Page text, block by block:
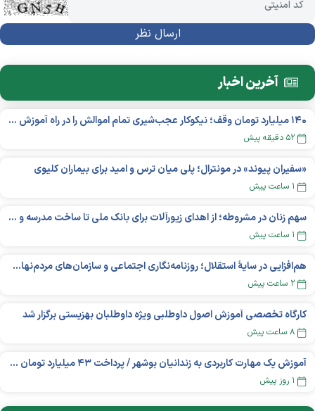
آخرین اخبار
۱۴۰ میلیارد تومان وقف؛ نیکوکار عجب‌شیری تمام اموالش را در راه آموزش بخشید
۵۲ دقیقه پیش
«سفیران پیوند» در مونترال؛ پلی میان ترس و امید برای بیماران کلیوی
۱ ساعت پیش
سهم زنان در مشروطه؛ از اهدای زیورآلات برای بانک ملی تا ساخت مدرسه و یتیم‌خانه
۱ ساعت پیش
هم‌افزایی در سایهٔ استقلال؛ روزنامه‌نگاری اجتماعی و سازمان‌های مردم‌نهاد در اکوسیستم بین‌المللی غیردولتی‌ها
۲ ساعت پیش
کارگاه تخصصی آموزش اصول داوطلبی ویژه داوطلبان بهزیستی برگزار شد
۸ ساعت پیش
آموزش یک مهارت کاربردی به زندانیان بوشهر / پرداخت ۴۳ میلیارد تومان تسهیلات خوداشتغالی
۱ روز پیش